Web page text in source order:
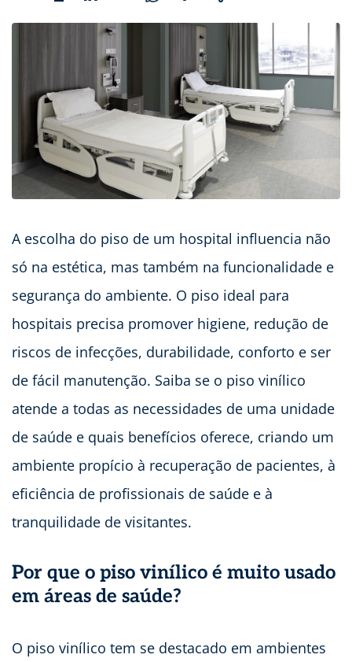
A escolha do piso de um hospital influencia não
só na estética, mas também na funcionalidade e
segurança do ambiente. O piso ideal para
hospitais precisa promover higiene, redução de
riscos de infecções, durabilidade, conforto e ser
de fácil manutenção. Saiba se o piso vinílico
atende a todas as necessidades de uma unidade
de saúde e quais benefícios oferece, criando um
ambiente propício à recuperação de pacientes, à
eficiência de profissionais de saúde e à
tranquilidade de visitantes.
Por que o piso vinílico é muito usado
em áreas de saúde?
O piso vinílico tem se destacado em ambientes